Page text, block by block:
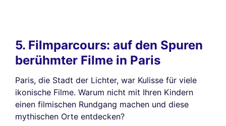
5. Filmparcours: auf den Spuren
berühmter Filme in Paris
Paris, die Stadt der Lichter, war Kulisse für viele
ikonische Filme. Warum nicht mit Ihren Kindern
einen filmischen Rundgang machen und diese
mythischen Orte entdecken?